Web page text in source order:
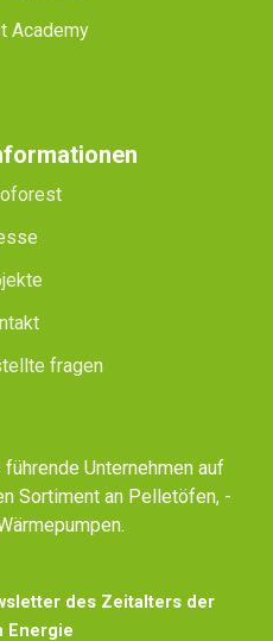
Academy
fragen
Unternehmen auf
Sortiment an Pelletöfen, -
des Zeitalters der
Energie